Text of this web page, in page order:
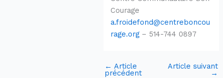
Courage
a.froidefond@centreboncou
rage.org – 514-744 0897
← Article
précédent
Article suivant
→